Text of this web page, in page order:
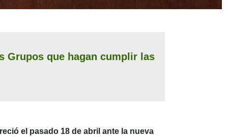
Grupos que hagan cumplir las
el pasado 18 de abril ante la nueva